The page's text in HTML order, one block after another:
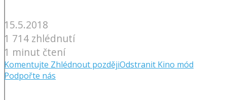
15.5.2018
1 714 zhlédnutí
1 minut čtení
Komentujte Zhlédnout pozdějiOdstranit Kino mód
Podpořte nás